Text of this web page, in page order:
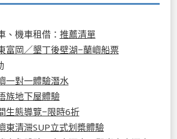
、機車租借： 推薦清單
富岡／墾丁後壁湖−蘭嶼船票
一對一體驗潛水
族地下屋體驗
生態導覽−限時6折
東清灣SUP立式划槳體驗